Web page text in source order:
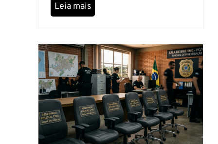
H
E
M
A
R
$
4
3
M
I
Leia maisC
o
u
r
s
o
P
C
P
A